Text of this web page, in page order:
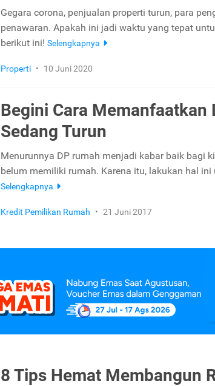
Gegara corona, penjualan properti turun, para
penawaran. Apakah ini jadi waktu yang tepat
berikut ini! Selengkapnya
Properti • 10 Juni 2020
Begini Cara Memanfaatkan
Sedang Turun
Menurunnya DP rumah menjadi kabar baik bagi
belum memiliki rumah. Karena itu, lakukan hal
Selengkapnya
Kredit Pemilikan Rumah • 21 Juni 2017
8 Tips Hemat Membangun